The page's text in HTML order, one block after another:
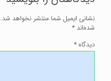
صادقیه
نشانی ایمیل شما منتشر نخواهد شد.
شده‌اند *
دیدگاه*